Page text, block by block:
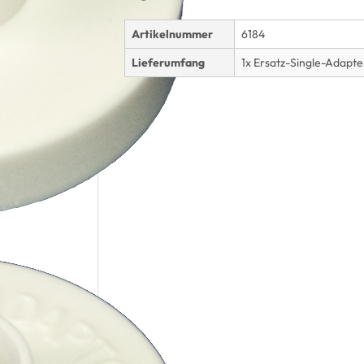
Artikelnummer
6184
Lieferumfang
1x Ersatz-Single-